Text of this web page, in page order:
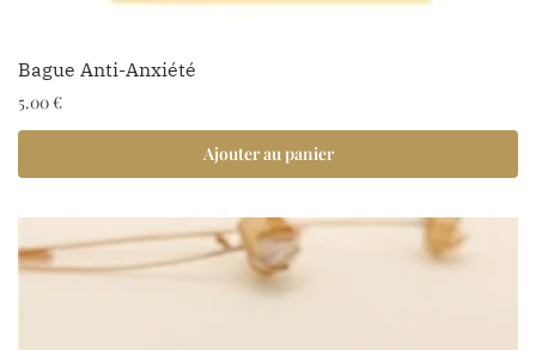
Bague Anti-Anxiété
5.00€
Ajouter au panier